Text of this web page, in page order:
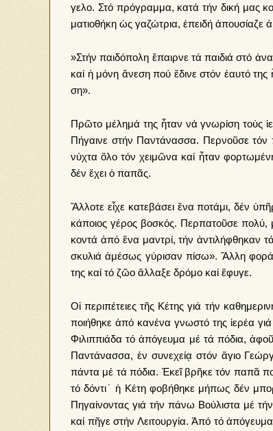
γε­λο. Στό πρό­γραμ­μα, κα­τά τήν δι­κή μας
μα­τι­ο­θή­κη ὡς γα­ζώ­τρια, ἐπει­δή ἀ­που­σί­α­ζε
»Στήν παι­δό­πο­λη ἔ­παιρ­νε τά παι­διά στό
καί ἡ μό­νη ἄ­νε­ση πού ἔ­δι­νε στόν ἑ­αυ­τό
ση».
Πρῶ­το μέ­λη­μά της ἦ­ταν νά γνω­ρί­ση τούς
Πή­γαι­νε στήν Πα­ντά­νασ­σα. Περ­νοῦ­σε
νύ­χτα ὅ­λο τόν χει­μῶ­να καί ἦ­ταν
δέν ἔ­χει ὁ πα­πᾶς.
Ἄλ­λο­τε εἶ­χε κα­τε­βά­σει ἕ­να πο­τά­μι, δέν
κά­ποιος γέ­ρος βο­σκός. Περ­πα­τοῦ­σε
κο­ντά ἀ­πό ἕνα μαντρί, τήν ἀν­τι­λή­φθη­καν
σκυ­λιά ἀ­μέ­σως γύ­ρι­σαν πί­σω». Ἄλ­λη
της καί τό ζῶ­ο ἄλ­λα­ξε δρό­μο καί ἔ­φυ­γε.
Οἱ πε­ρι­πέ­τει­ες τῆς Κέ­της γιά τήν
ποι­ή­θη­κε ἀ­πό κα­νέ­να γνω­στό της ἱ­ε­ρέ­α
Φι­λιπ­πιά­δα τό ἀ­πό­γευ­μα μέ τά πό­δια,
Παν­τά­νασ­σα, ἐν συ­νε­χεί­ᾳ στόν ἅ­γιο
πάν­τα μέ τά πό­δια. Ἐ­κεῖ βρῆ­κε τόν πα­πᾶ
τό δόν­τι˙ ἡ Κέ­τη φο­βή­θη­κε μή­πως δέν
Πη­γαί­νον­τας γιά τήν πά­νω Βού­λι­στα μέ
καί πῆ­γε στήν Λει­τουρ­γί­α. Ἀπό τό